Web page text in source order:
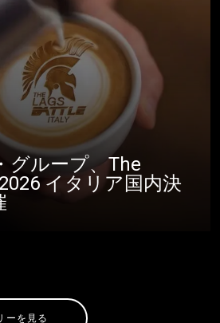
グループ、The
イタリア国内決
ーを見る